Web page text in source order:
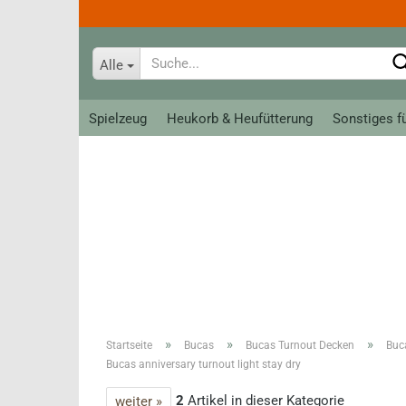
Alle
Spielzeug Heukorb & Heufütterung Sonstiges
Roeckl
Roeckl
Startseite » Bucas » Bucas Turnout Decken »
Bucas anniversary turnout light stay dry
weiter » 2 Artikel in dieser Kategorie